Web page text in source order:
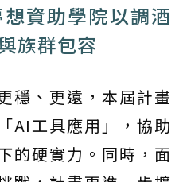
想資助學院以調酒
族群包容
穩、更遠，本屆計畫
AI工具應用」，協助
的硬實力。同時，面